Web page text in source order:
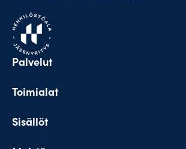
Palvelut
Toimialat
Sisällöt